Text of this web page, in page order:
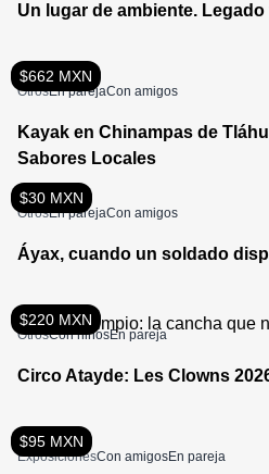
Un lugar de ambiente.
$662 MXN
OtrosEn parejaCon amigos
Kayak en Chinampas de
Sabores Locales
$30 MXN
OtrosEn parejaCon amigos
Áyax, cuando un soldado
$220 MXN
OtrosCon niñosEn pareja
Circo Atayde: Les Clowns
$95 MXN
ExposicionesCon amigosEn pareja